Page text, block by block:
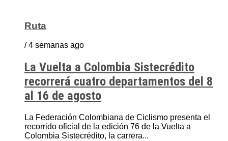
Ruta
/ 4 semanas ago
La Vuelta a Colombia Sistecrédito
recorrerá cuatro departamentos del 8
al 16 de agosto
La Federación Colombiana de Ciclismo presenta el
recorrido oficial de la edición 76 de la Vuelta a
Colombia Sistecrédito, la carrera...